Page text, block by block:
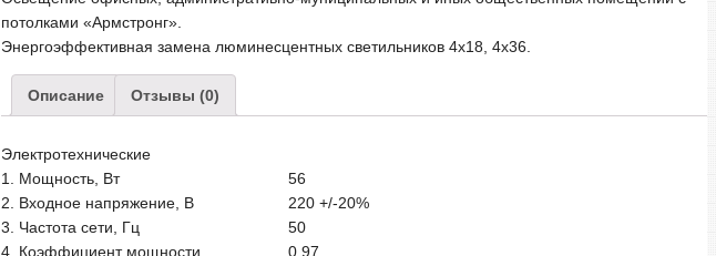
потолками «Армстронг».
Энергоэффективная замена люминесцентных светильников 4х18, 4х36.
Описание Отзывы (0)
Электротехнические
1. Мощность, Вт
56
2. Входное напряжение, В
220 +/-20%
3. Частота сети, Гц
50
4. Коэффициент мощности
0,97